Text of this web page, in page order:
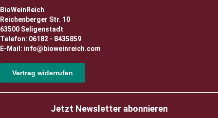
BioWeinReich
Reichenberger Str. 10
63500 Seligenstadt
Telefon: 06182 - 8435859
E-Mail: info@bioweinreich.com
Vertrag widerrufen
Jetzt Newsletter abonnieren